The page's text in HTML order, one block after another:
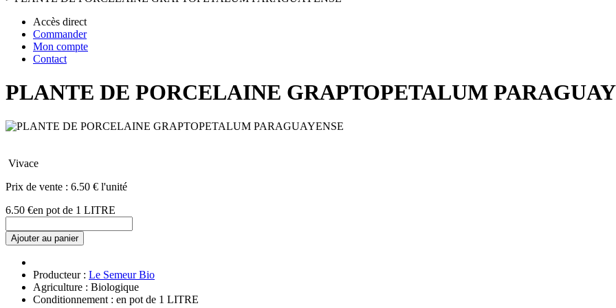
Accès direct
Commander
Mon compte
Contact
PLANTE DE PORCELAINE GRAPTOPETALUM
Vivace
Prix de vente : 6.50 € l'unité
6.50 €en pot de 1 LITRE
Ajouter au panier
Producteur : Le Semeur Bio
Agriculture : Biologique
Conditionnement : en pot de 1 LITRE